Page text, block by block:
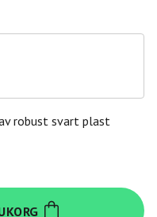
robust svart plast